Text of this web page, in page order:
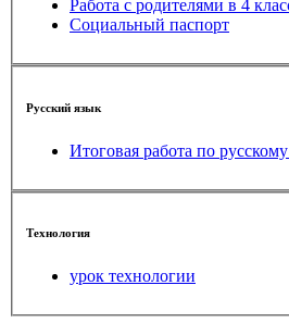
Работа с родителями в 4
Социальный паспорт
Русский язык
Итоговая работа по
Технология
урок технологии